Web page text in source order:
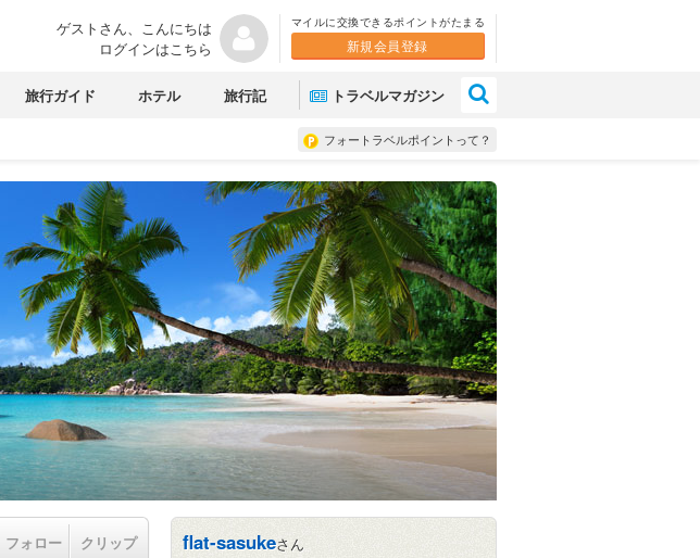
ゲストさん、こんにちは
ログインはこちら
マイルに交換できるポイントがたまる
新規会員登録
旅行ガイド ホテル 旅行記 トラベルマガジン
フォートラベルポイントって？
フォロー クリップ flat-sasukeさん